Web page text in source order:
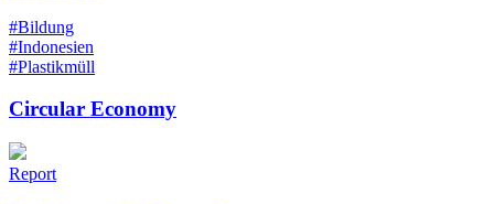
#Bildung
#Indonesien
#Plastikmüll
Circular Economy
Report